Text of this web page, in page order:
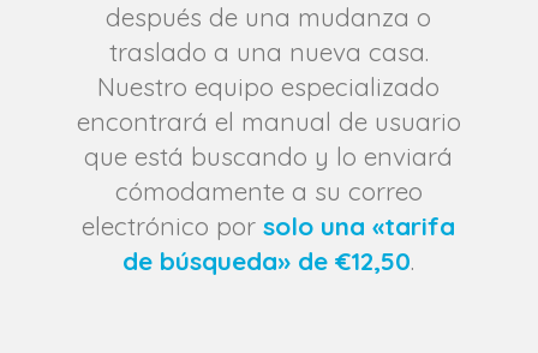
después de una mudanza o
traslado a una nueva casa.
Nuestro equipo especializado
encontrará el manual de usuario
que está buscando y lo enviará
cómodamente a su correo
electrónico porsolo una «tarifa
de búsqueda» de €12,50.